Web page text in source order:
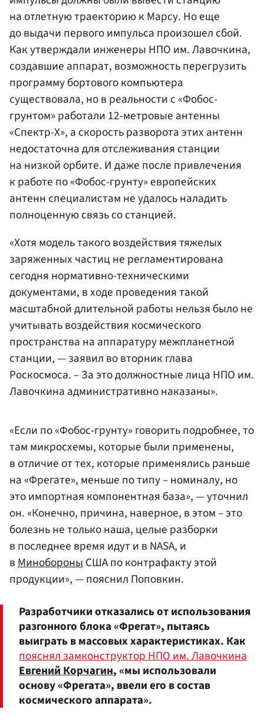
на отлетную траекторию к Марсу. Но еще
до выдачи первого импульса произошел сбой.
Как утверждали инженеры НПО им. Лавочкина,
создавшие аппарат, возможность перегрузить
программу бортового компьютера
существовала, но в реальности с «Фобос-
грунтом» работали 12-метровые антенны
«Спектр-X», а скорость разворота этих антенн
недостаточна для отслеживания станции
на низкой орбите. И даже после привлечения
к работе по «Фобос-грунту» европейских
антенн специалистам не удалось наладить
полноценную связь со станцией.
«Хотя модель такого воздействия тяжелых
заряженных частиц не регламентирована
сегодня нормативно-техническими
документами, в ходе проведения такой
масштабной длительной работы нельзя было не
учитывать воздействия космического
пространства на аппаратуру межпланетной
станции, — заявил во вторник глава
Роскосмоса. – За это должностные лица НПО им.
Лавочкина административно наказаны».
«Если по «Фобос-грунту» говорить подробнее, то
там микросхемы, которые были применены,
в отличие от тех, которые применялись раньше
на «Фрегате», меньше по типу – номиналу, но
это импортная компонентная база», — уточнил
он. «Конечно, причина, наверное, в этом – это
болезнь не только наша, целые разборки
в последнее время идут и в NASA, и
вМинобороныСША по контрафакту этой
продукции», — пояснил Поповкин.
Разработчики отказались от использования
разгонного блока «Фрегат», пытаясь
выиграть в массовых характеристиках. Как
пояснял замконструктор НПО им. Лавочкина
Евгений Корчагин, «мы использовали
основу «Фрегата», ввели его в состав
космического аппарата».